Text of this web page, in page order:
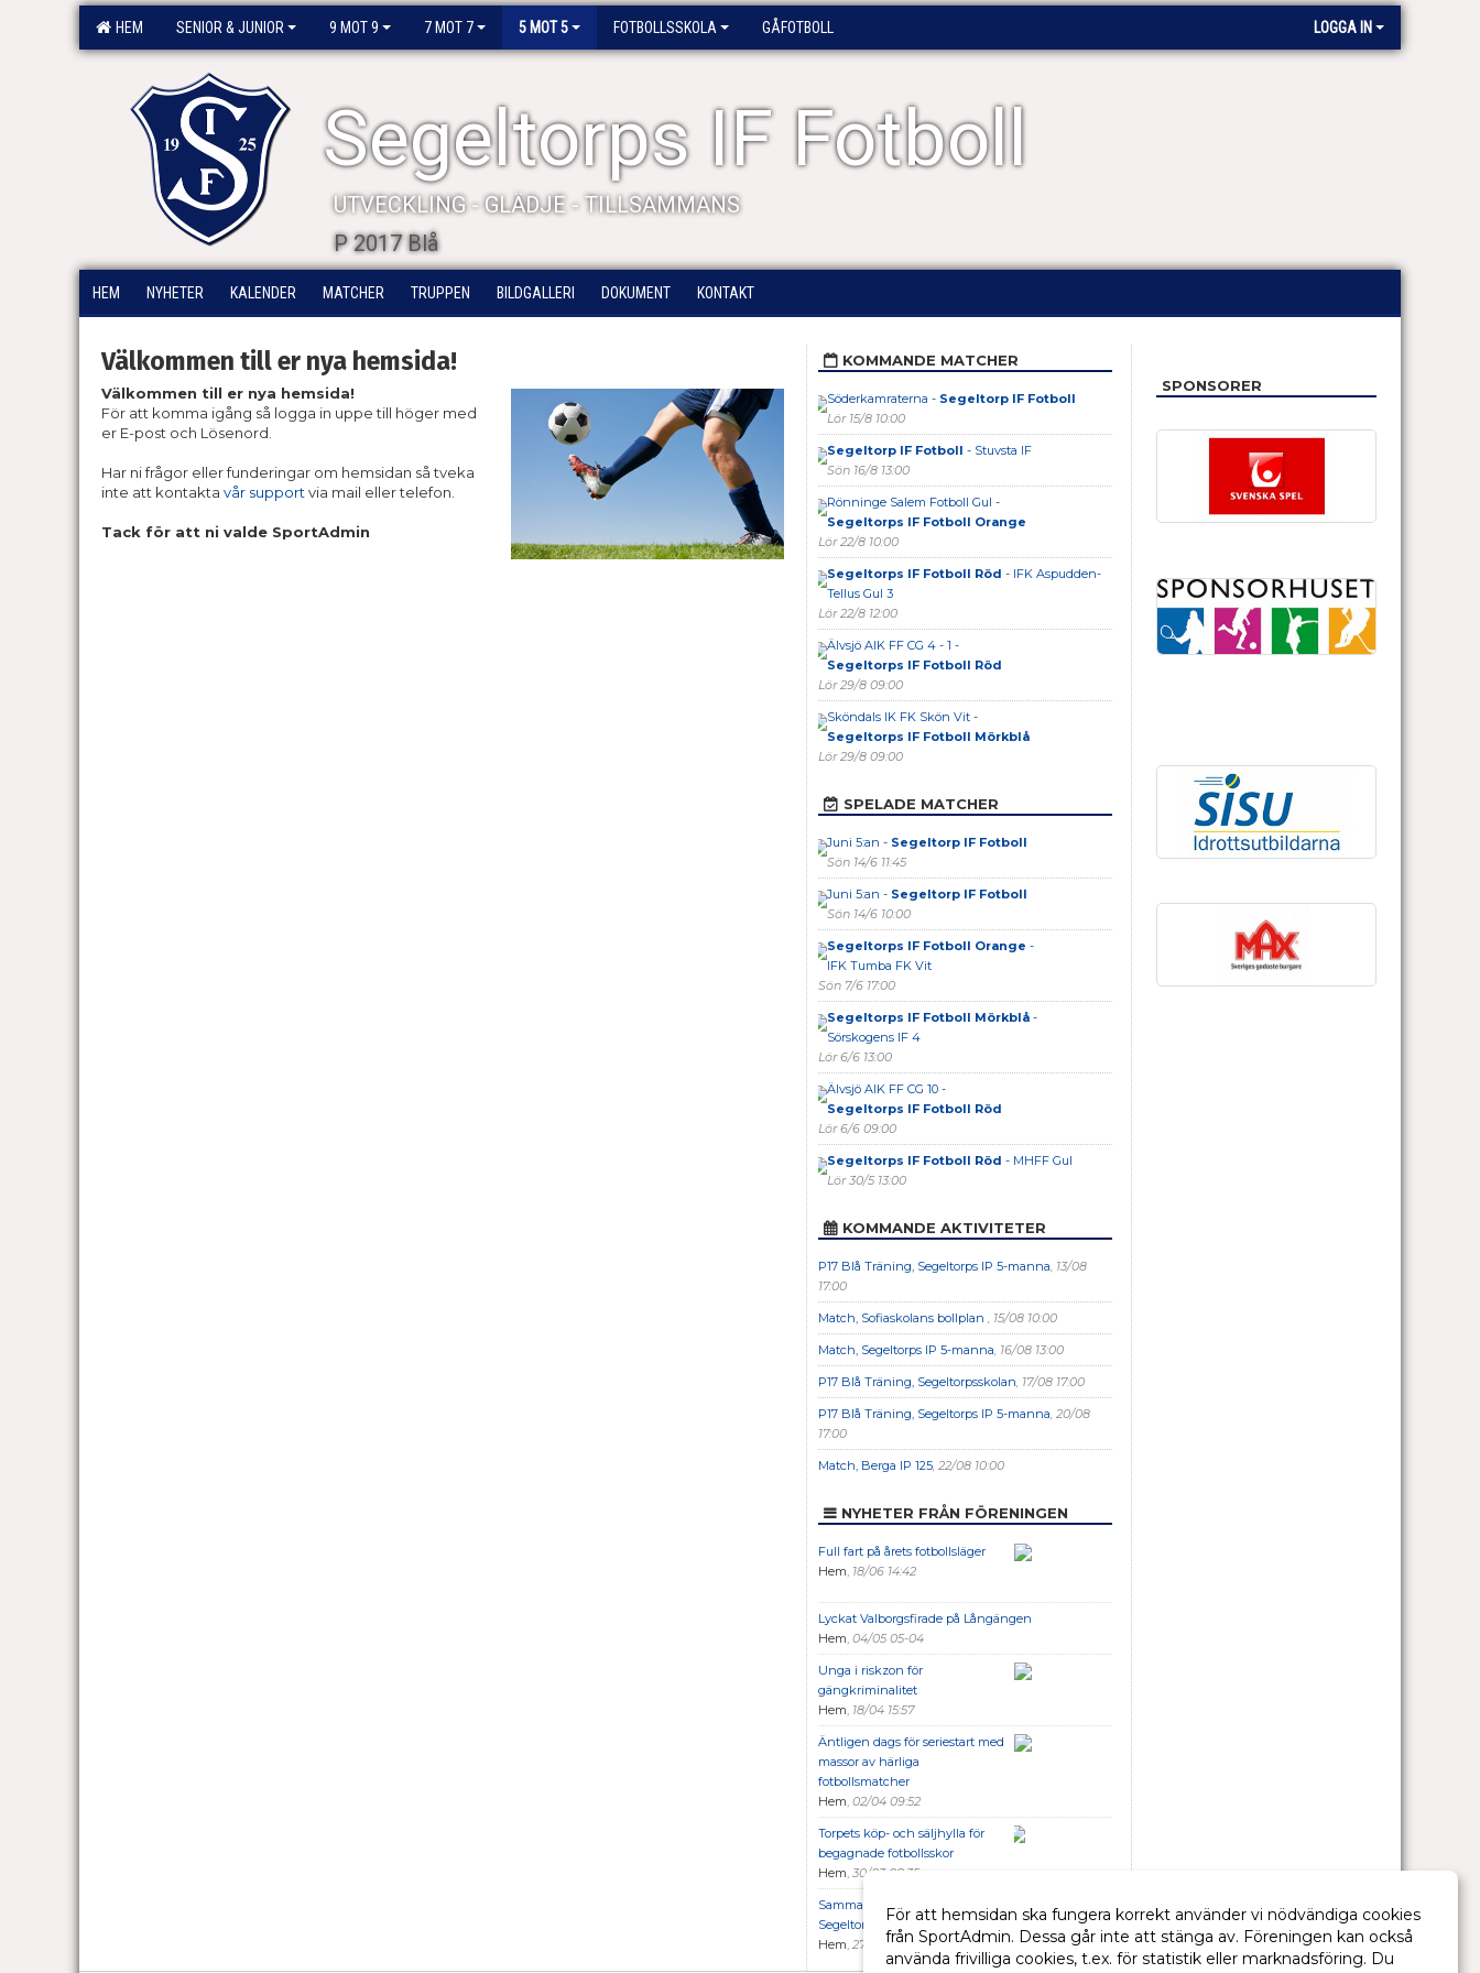
HEM SENIOR & JUNIOR 9 MOT 9 7 MOT 7 5 MOT 5 FOTBOLLSSKOLA GÅFOTBOLL LOGGA IN
Segeltorps IF Fotboll
UTVECKLING - GLÄDJE - TILLSAMMANS
P 2017 Blå
HEM NYHETER KALENDER MATCHER TRUPPEN BILDGALLERI DOKUMENT KONTAKT
Välkommen till er nya hemsida!
Välkommen till er nya hemsida!
För att komma igång så logga in uppe till höger med
er E-post och Lösenord.
Har ni frågor eller funderingar om hemsidan så tveka
inte att kontakta vår support via mail eller telefon.
Tack för att ni valde SportAdmin
KOMMANDE MATCHER
Söderkamraterna - Segeltorp IF Fotboll
Lör 15/8 10:00
Segeltorp IF Fotboll - Stuvsta IF
Sön 16/8 13:00
Rönninge Salem Fotboll Gul -
Segeltorps IF Fotboll Orange
Lör 22/8 10:00
Segeltorps IF Fotboll Röd - IFK Aspudden-
Tellus Gul 3
Lör 22/8 12:00
Älvsjö AIK FF CG 4 - 1 -
Segeltorps IF Fotboll Röd
Lör 29/8 09:00
Sköndals IK FK Skön Vit -
Segeltorps IF Fotboll Mörkblå
Lör 29/8 09:00
SPELADE MATCHER
Juni 5:an - Segeltorp IF Fotboll
Sön 14/6 11:45
Juni 5:an - Segeltorp IF Fotboll
Sön 14/6 10:00
Segeltorps IF Fotboll Orange -
IFK Tumba FK Vit
Sön 7/6 17:00
Segeltorps IF Fotboll Mörkblå-
Sörskogens IF 4
Lör 6/6 13:00
Älvsjö AIK FF CG 10 -
Segeltorps IF Fotboll Röd
Lör 6/6 09:00
Segeltorps IF Fotboll Röd - MHFF Gul
Lör 30/5 13:00
KOMMANDE AKTIVITETER
P17 Blå Träning, Segeltorps IP 5-manna, 13/08
17:00
Match, Sofiaskolans bollplan , 15/08 10:00
Match, Segeltorps IP 5-manna, 16/08 13:00
P17 Blå Träning, Segeltorpsskolan, 17/08 17:00
P17 Blå Träning, Segeltorps IP 5-manna, 20/08
17:00
Match, Berga IP 125, 22/08 10:00
NYHETER FRÅN FÖRENINGEN
Full fart på årets fotbollsläger
Hem, 18/06 14:42
Lyckat Valborgsfirade på Långängen
Hem, 04/05 05-04
Unga i riskzon för
gängkriminalitet
Hem, 18/04 15:57
Äntligen dags för seriestart med
massor av härliga
fotbollsmatcher
Hem, 02/04 09:52
Torpets köp- och säljhylla för
begagnade fotbollsskor
Hem, 30/03 08:35
Sammanfattning av årsmötet i
Segeltorps IF Fotboll
Hem, 27/03 08:27
SPONSORER
För att hemsidan ska fungera korrekt använder vi nödvändiga cookies
från SportAdmin. Dessa går inte att stänga av. Föreningen kan också
använda frivilliga cookies, t.ex. för statistik eller marknadsföring. Du